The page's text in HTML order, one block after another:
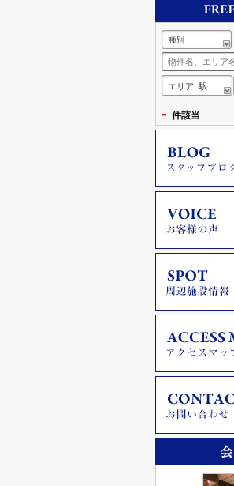
種別
エリア| 駅
- 件該当